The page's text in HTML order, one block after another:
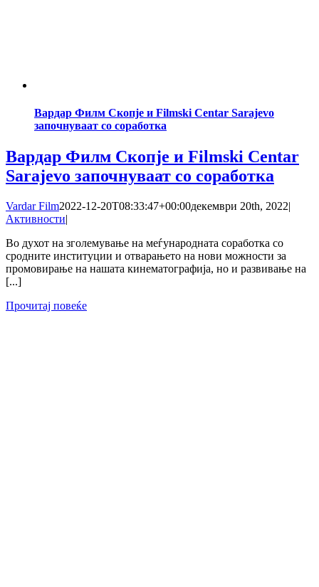
Вардар Филм Скопје и Filmski Centar Sarajevo
започнуваат со соработка
Вардар Филм Скопје и Filmski Centar
Sarajevo започнуваат со соработка
Vardar Film2022-12-20T08:33:47+00:00декември 20th, 2022|
Активности|
Во духот на зголемување на меѓународната соработка со
сродните институции и отварањето на нови можности за
промовирање на нашата кинематографија, но и развивање на
[...]
Прочитај повеќе